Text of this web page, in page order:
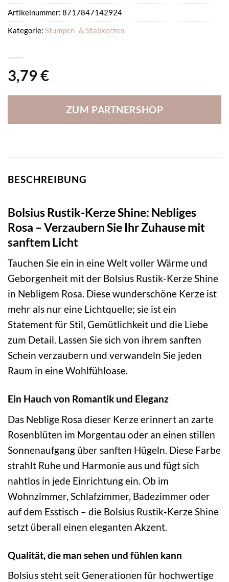
3,79 €
ZUM PARTNERSHOP
Artikelnummer: 8717847142924
Kategorie: Stumpen- & Stabkerzen
BESCHREIBUNG
Bolsius Rustik-Kerze Shine: Nebliges
Rosa – Verzaubern Sie Ihr Zuhause mit
sanftem Licht
Tauchen Sie ein in eine Welt voller Wärme und
Geborgenheit mit der Bolsius Rustik-Kerze Shine
in Nebligem Rosa. Diese wunderschöne Kerze ist
mehr als nur eine Lichtquelle; sie ist ein
Statement für Stil, Gemütlichkeit und die Liebe
zum Detail. Lassen Sie sich von ihrem sanften
Schein verzaubern und verwandeln Sie jeden
Raum in eine Wohlfühloase.
Ein Hauch von Romantik und Eleganz
Das Neblige Rosa dieser Kerze erinnert an zarte
Rosenblüten im Morgentau oder an einen stillen
Sonnenaufgang über sanften Hügeln. Diese Farbe
strahlt Ruhe und Harmonie aus und fügt sich
nahtlos in jede Einrichtung ein. Ob im
Wohnzimmer, Schlafzimmer, Badezimmer oder
auf dem Esstisch – die Bolsius Rustik-Kerze Shine
setzt überall einen eleganten Akzent.
Qualität, die man sehen und fühlen kann
Bolsius steht seit Generationen für hochwertige